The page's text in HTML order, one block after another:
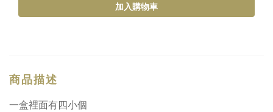
加入購物車
商品描述
一盒裡面有四小個